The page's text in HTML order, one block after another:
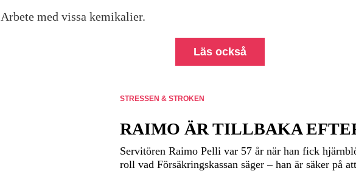
Arbete med vissa kemikalier.
Läs också
STRESSEN & STROKEN
RAIMO ÄR TILLBAKA
Servitören Raimo Pelli var 57 år när han fick
roll vad Försäkringskassan säger – han är säker på